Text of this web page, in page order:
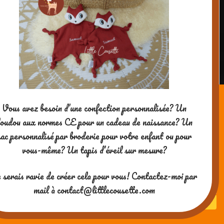
Un cadeau à faire pour une
naissance? Un sac personnalisé
pour la maternelle? Découvrez ma
boutique créatrice !
Un jeu des 7 familles pour jouer
complexes! Testé et validé (adoré
Vous avez besoin d’une confection personnalisée? Un
aux normes CE pour un cadeau de naissance? Un
personnalisé par broderie pour votre enfant ou pour
vous-même? Un tapis d’éveil sur mesure?
ravie de créer cela pour vous! Contactez-moi par
mail à contact@littlecousette.com